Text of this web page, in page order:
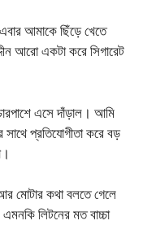
আমাকে ছিঁড়ে খেতে
আরো একটা করে সিগারেট
এসে দাঁড়াল। আমি
প্রতিযোগীতা করে বড়
মোটার কথা বলতে গেলে
লিটনের মত বাচ্চা